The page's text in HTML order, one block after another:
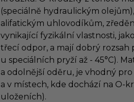
(speciálně hydraulickým
alifatickým uhlovodíkům,
vynikající fyzikální vlastnosti,
třecí odpor, a mají dobrý rozsah
u speciálních pryží až - 45°C).
a odolnější oděru, je vhodný
a v místech, kde dochází na O-
uloženích).